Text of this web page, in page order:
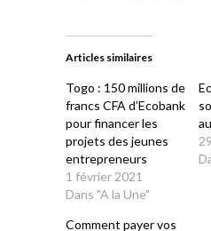
dans
nouvelle
dans
nouvelle
Articles similaires
Togo : 150 millions de
francs CFA d’Ecobank
pour financer les
projets des jeunes
entrepreneurs
1 février 2021
Dans "A la Une"
Comment payer vos